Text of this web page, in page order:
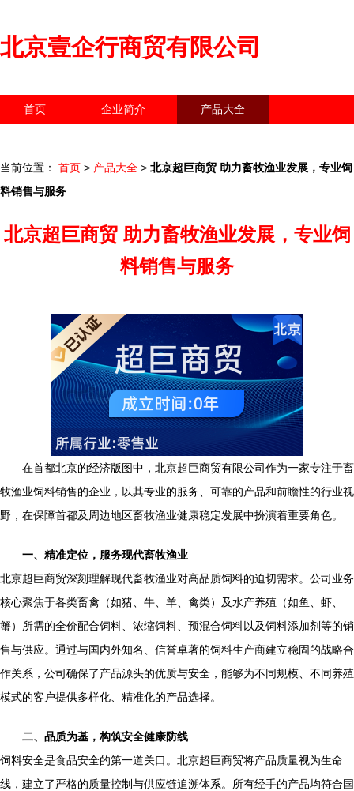
北京壹企行商贸有限公司
首页 企业简介 产品大全
当前位置： 首页 > 产品大全 > 北京超巨商贸 助力畜牧渔业发展，专业饲
料销售与服务
北京超巨商贸 助力畜牧渔业发展，专业饲
料销售与服务
在首都北京的经济版图中，北京超巨商贸有限公司作为一家专注于畜
牧渔业饲料销售的企业，以其专业的服务、可靠的产品和前瞻性的行业视
野，在保障首都及周边地区畜牧渔业健康稳定发展中扮演着重要角色。
一、精准定位，服务现代畜牧渔业
北京超巨商贸深刻理解现代畜牧渔业对高品质饲料的迫切需求。公司业务
核心聚焦于各类畜禽（如猪、牛、羊、禽类）及水产养殖（如鱼、虾、
蟹）所需的全价配合饲料、浓缩饲料、预混合饲料以及饲料添加剂等的销
售与供应。通过与国内外知名、信誉卓著的饲料生产商建立稳固的战略合
作关系，公司确保了产品源头的优质与安全，能够为不同规模、不同养殖
模式的客户提供多样化、精准化的产品选择。
二、品质为基，构筑安全健康防线
饲料安全是食品安全的第一道关口。北京超巨商贸将产品质量视为生命
线，建立了严格的质量控制与供应链追溯体系。所有经手的产品均符合国